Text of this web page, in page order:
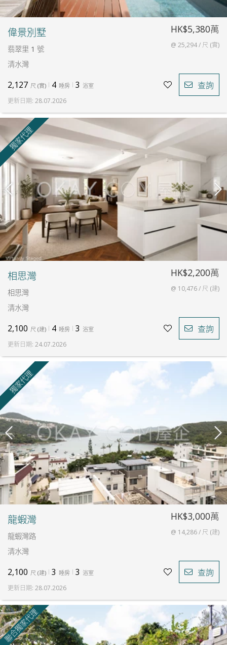
偉景別墅
翡翠里 1 號
清水灣
HK$5,380萬
@ 25,294 / 尺 (實)
2,127 尺 (實) 4 睡房 3 浴室 查詢
更新日期: 28.07.2026
相思灣
相思灣
清水灣
HK$2,200萬
@ 10,476 / 尺 (建)
2,100 尺 (建) 4 睡房 3 浴室 查詢
更新日期: 24.07.2026
獨家代理
龍蝦灣
龍蝦灣路
清水灣
HK$3,000萬
@ 14,286 / 尺 (建)
2,100 尺 (建) 3 睡房 3 浴室 查詢
更新日期: 28.07.2026
獨家代理
聯合獨家代理